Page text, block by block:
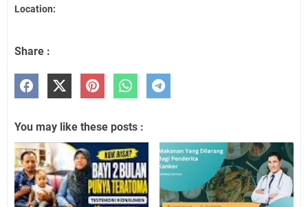
Location:
Share :
You may like these posts :